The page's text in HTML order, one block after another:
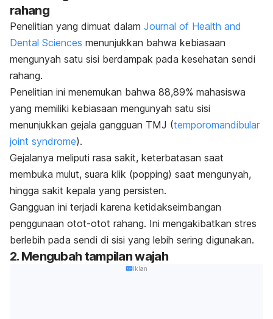
rahang
Penelitian yang dimuat dalam Journal of Health and
Dental Sciences menunjukkan bahwa kebiasaan
mengunyah satu sisi berdampak pada kesehatan sendi
rahang.
Penelitian ini menemukan bahwa 88,89% mahasiswa
yang memiliki kebiasaan mengunyah satu sisi
menunjukkan gejala gangguan TMJ (temporomandibular
joint syndrome).
Gejalanya meliputi rasa sakit, keterbatasan saat
membuka mulut, suara klik (popping) saat mengunyah,
hingga sakit kepala yang persisten.
Gangguan ini terjadi karena ketidakseimbangan
penggunaan otot-otot rahang. Ini mengakibatkan stres
berlebih pada sendi di sisi yang lebih sering digunakan.
2. Mengubah tampilan wajah
Iklan